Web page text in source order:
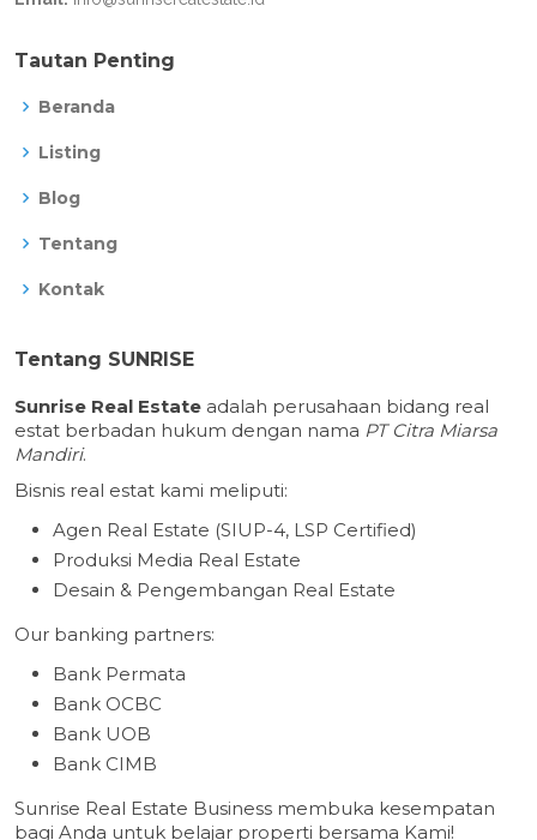
Tautan Penting
Beranda
Listing
Blog
Tentang
Kontak
Tentang SUNRISE
Sunrise Real Estate adalah perusahaan bidang real
estat berbadan hukum dengan nama PT Citra Miarsa
Mandiri.
Bisnis real estat kami meliputi:
Agen Real Estate (SIUP-4, LSP Certified)
Produksi Media Real Estate
Desain & Pengembangan Real Estate
Our banking partners:
Bank Permata
Bank OCBC
Bank UOB
Bank CIMB
Sunrise Real Estate Business membuka kesempatan
bagi Anda untuk belajar properti bersama Kami!